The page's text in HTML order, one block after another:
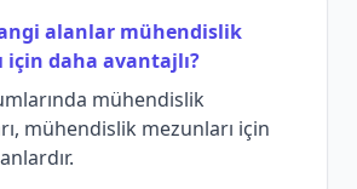
alanlar mühendislik
için daha avantajlı?
mühendislik
mühendislik mezunları için